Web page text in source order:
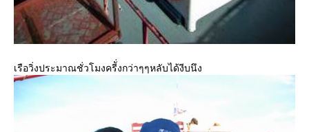
เรือวิ่งประมาณชั่วโมงครีั่งกว่าๆๆหลับได้งีบนึง